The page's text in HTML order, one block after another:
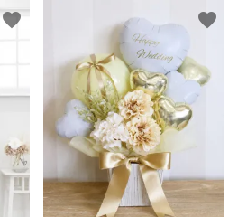
favorite favorite